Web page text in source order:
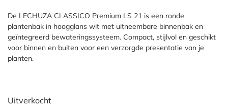
De LECHUZA CLASSICO Premium LS 21 is een ronde
plantenbak in hoogglans wit met uitneembare binnenbak en
geïntegreerd bewateringssysteem. Compact, stijlvol en geschikt
voor binnen en buiten voor een verzorgde presentatie van je
planten.
Uitverkocht